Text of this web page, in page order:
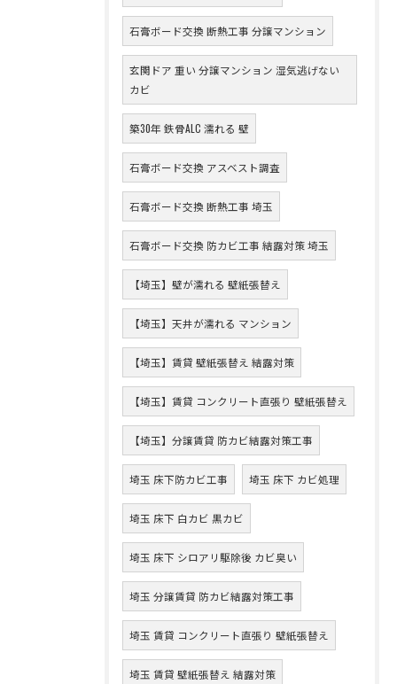
石膏ボード交換 断熱工事 分譲マンション
玄関ドア 重い 分譲マンション 湿気逃げない
カビ
築30年 鉄骨ALC 濡れる 壁
石膏ボード交換 アスベスト調査
石膏ボード交換 断熱工事 埼玉
石膏ボード交換 防カビ工事 結露対策 埼玉
【埼玉】壁が濡れる 壁紙張替え
【埼玉】天井が濡れる マンション
【埼玉】賃貸 壁紙張替え 結露対策
【埼玉】賃貸 コンクリート直張り 壁紙張替え
【埼玉】分譲賃貸 防カビ結露対策工事
埼玉 床下防カビ工事 埼玉 床下 カビ処理
埼玉 床下 白カビ 黒カビ
埼玉 床下 シロアリ駆除後 カビ臭い
埼玉 分譲賃貸 防カビ結露対策工事
埼玉 賃貸 コンクリート直張り 壁紙張替え
埼玉 賃貸 壁紙張替え 結露対策